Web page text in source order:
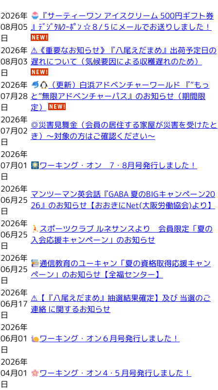
2026年
08月05
日
『サーティーワン アイスクリーム 500円ギフト券
』ﾃﾞｼﾞﾀﾙｸｰﾎﾟﾝ ☆８/５にメールでお送りしました！
2026年
08月03
日
⚠《重要なお知らせ》『八尾えだまめ』出荷予定日の
遅れについて（気候要因による収穫遅れのため）
2026年
07月28
日
（更新）白浜アドベンチャーワールド 『”もっ
と”無限アドベンチャーパス』のお知らせ（期間限
定）
2026年
07月02
日
◎災害見舞金（会員の居住する家屋が災害を受けたと
き）～対象の方はご確認ください～
2026年
07月01
日
ワーキング・オン 7・8月号発行しました！
2026年
06月25
日
マンツーマン英会話『GABA 夏のBIGキャンペーン20
26』のお知らせ【おおきにNet(大阪労働協会)より】
2026年
06月25
日
スポーツクラブ ルネサンスより 会員限定「夏の
入会応援キャンペーン」のお知らせ
2026年
06月25
日
通信教育のユーキャン「夏の資格取得応援キャン
ペーン」のお知らせ【全福センター】
2026年
06月17
日
⚠【『八尾えだまめ』抽選結果確定】及び 当選のご
連絡 に関するお知らせ
2026年
06月01
日
ワーキング・オン６月号発行しました！
2026年
04月01
日
ワーキング・オン４･５月号発行しました！